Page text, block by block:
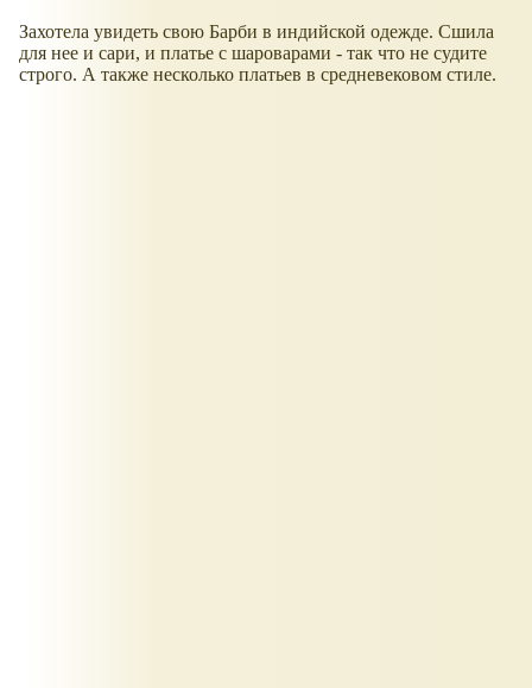
Захотела увидеть свою Барби в индийской одежде. Сшила
для нее и сари, и платье с шароварами - так что не судите
строго. А также несколько платьев в средневековом стиле.